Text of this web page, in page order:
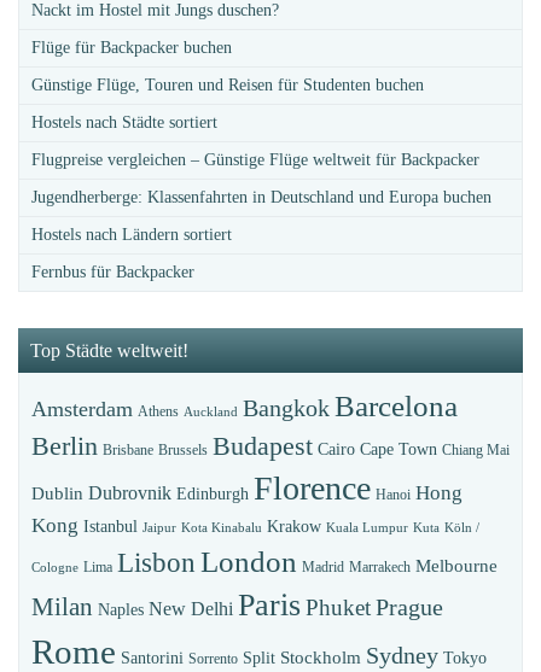
Nackt im Hostel mit Jungs duschen?
Flüge für Backpacker buchen
Günstige Flüge, Touren und Reisen für Studenten buchen
Hostels nach Städte sortiert
Flugpreise vergleichen – Günstige Flüge weltweit für Backpacker
Jugendherberge: Klassenfahrten in Deutschland und Europa buchen
Hostels nach Ländern sortiert
Fernbus für Backpacker
Top Städte weltweit!
Amsterdam Athens Auckland BangkokBarcelona
Berlin Brisbane Brussels Budapest Cairo Cape Town Chiang Mai
Dublin Dubrovnik Edinburgh Florence Hanoi Hong
Kong Istanbul Jaipur Kota Kinabalu Krakow Kuala Lumpur Kuta Köln /
Cologne Lima Lisbon London Madrid Marrakech Melbourne
Milan Naples New Delhi ParisPhuketPrague
Rome Santorini Sorrento Split Stockholm Sydney Tokyo